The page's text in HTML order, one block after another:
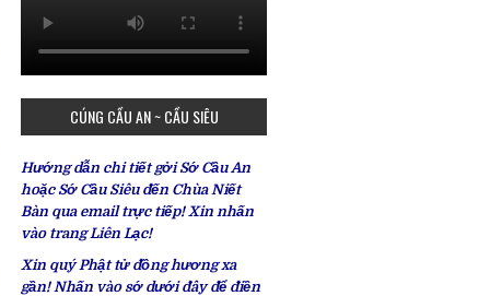
CÚNG CẦU AN ~ CẦU SIÊU
Hướng dẫn chi tiết gởi Sớ Cầu An
hoặc Sớ Cầu Siêu đến Chùa Niết
Bàn qua email trực tiếp! Xin nhấn
vào trang Liên Lạc!
Xin quý Phật tử đồng hương xa
gần! Nhấn vào sớ dưới đây để điền